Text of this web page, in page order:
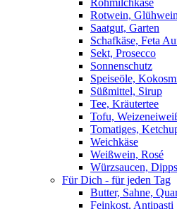
Rohmilchkäse
Rotwein, Glühwein
Saatgut, Garten
Schafkäse, Feta
Sekt, Prosecco
Sonnenschutz
Speiseöle,
Süßmittel, Sirup
Tee, Kräutertee
Tofu,
Tomatiges,
Weichkäse
Weißwein, Rosé
Würzsaucen,
Für Dich - für jeden Tag
Butter, Sahne,
Feinkost, Antipasti